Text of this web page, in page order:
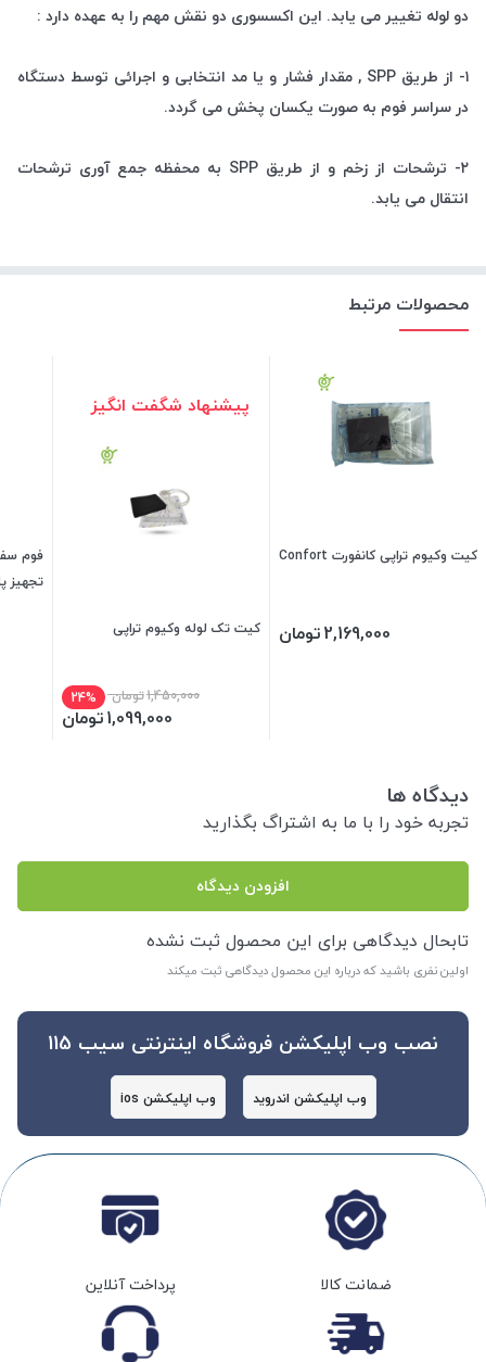
دو لوله تغییر می یابد. این اکسسوری دو نقش مهم را به عهده دارد :
۱- از طریق SPP , مقدار فشار و یا مد انتخابی و اجرائی توسط دستگاه
در سراسر فوم به صورت یکسان پخش می گردد.
۲- ترشحات از زخم و از طریق SPP به محفظه جمع آوری ترشحات
انتقال می یابد.
محصولات مرتبط
کیت وکیوم تراپی کانفورت Confort
2,169,000تومان
پیشنهاد شگفت انگیز
کیت تک لوله وکیوم تراپی
1,450,000تومان 24%
1,099,000تومان
فوم
تجهیز
دیدگاه ها
تجربه خود را با ما به اشتراگ بگذارید
افزودن دیدگاه
تابحال دیدگاهی برای این محصول ثبت نشده
اولین نفری باشید که درباره این محصول دیدگاهی ثبت میکند
نصب وب اپلیکشن فروشگاه اینترنتی سیب 115
وب اپلیکشن اندروید وب اپلیکشن ios
ضمانت کالا پرداخت آنلاین